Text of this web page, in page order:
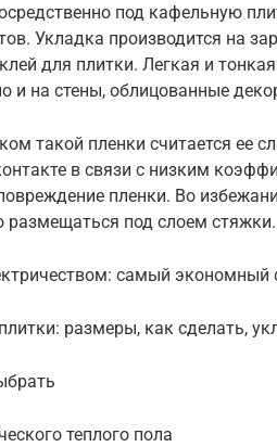
под кафельную
Укладка производится на
для плитки. Легкая и
и на стены, облицованные
такой пленки считается ее
в связи с низким
пленки. Во
размещаться под слоем стяжки.
самый экономный
размеры, как сделать,
теплого пола